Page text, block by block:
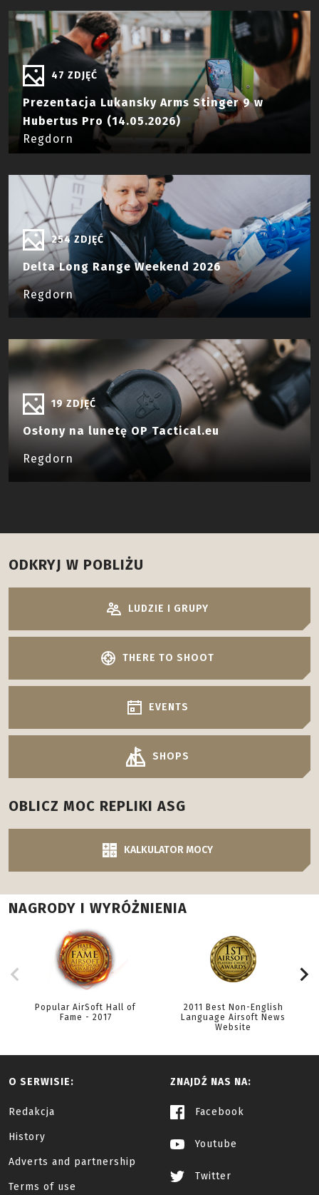
47 ZDJĘĆ
Prezentacja Lukansky Arms Stinger 9 w
Hubertus Pro (14.05.2026)
Regdorn
254 ZDJĘĆ
Delta Long Range Weekend 2026
Regdorn
19 ZDJĘĆ
Osłony na lunetę OP Tactical.eu
Regdorn
ODKRYJ W POBLIŻU
LUDZIE I GRUPY
THERE TO SHOOT
EVENTS
SHOPS
OBLICZ MOC REPLIKI ASG
KALKULATOR MOCY
NAGRODY I WYRÓŻNIENIA
Popular AirSoft Hall of
Fame - 2017
2011 Best Non-English
Language Airsoft News
Website
O SERWISIE:
Redakcja
History
Adverts and partnership
Terms of use
ZNAJDŹ NAS NA:
Facebook
Youtube
Twitter